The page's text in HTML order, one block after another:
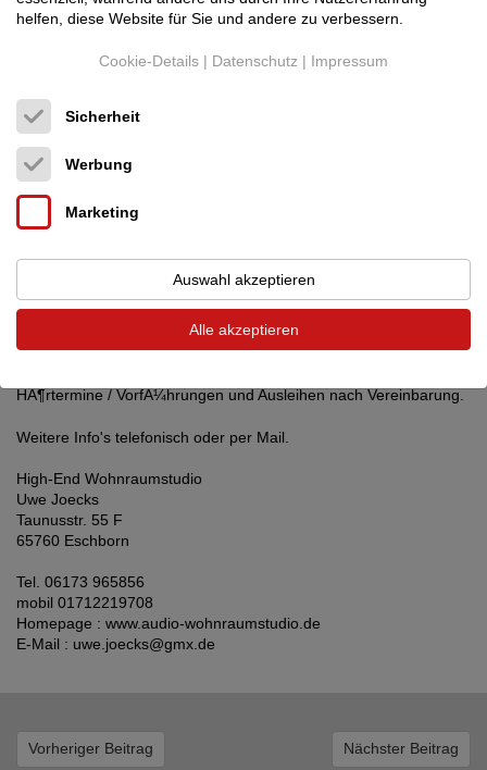
und Lautsprecher von Raidho und Scansonic aus DÃ¤nemark -Â
sehr musikalische Kombination.
HÃ¶rtermine / VorfÃ¼hrungen und Ausleihen nach Vereinbarung.
Weitere Info's telefonisch oder per Mail.
High-End Wohnraumstudio
Uwe Joecks
Taunusstr. 55 F
65760 Eschborn
Tel. 06173 965856
mobil 01712219708
Homepage : www.audio-wohnraumstudio.de
E-Mail : uwe.joecks@gmx.de
Vorheriger Beitrag Nächster Beitrag
helfen, diese Website für Sie und andere zu verbessern.
Cookie-Details | Datenschutz | Impressum
Sicherheit
Werbung
Marketing
Auswahl akzeptieren
Alle akzeptieren